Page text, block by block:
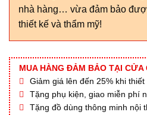
nhà hàng… vừa đảm bảo
thiết kế và thẩm mỹ!
MUA HÀNG ĐẢM BẢO TẠI CỬA
Giảm giá lên đến 25% khi thiết
Tặng phụ kiện, giao miễn phí
Tặng đồ dùng thông minh nội